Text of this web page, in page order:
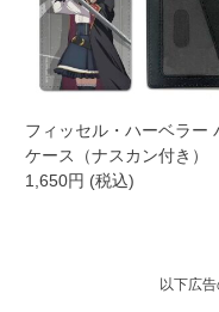
フィッセル・ハーベラー
ケース（ナスカン付き）
1,650円 (税込)
以下広